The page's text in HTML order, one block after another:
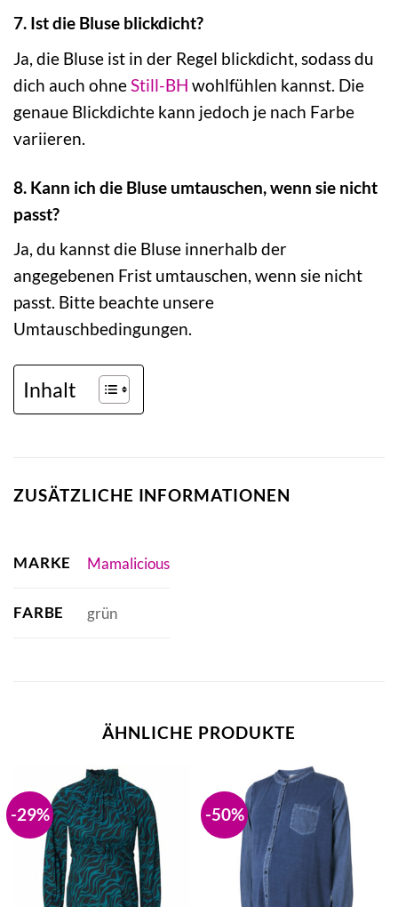
7. Ist die Bluse blickdicht?
Ja, die Bluse ist in der Regel blickdicht, sodass du
dich auch ohne Still-BH wohlfühlen kannst. Die
genaue Blickdichte kann jedoch je nach Farbe
variieren.
8. Kann ich die Bluse umtauschen, wenn sie nicht
passt?
Ja, du kannst die Bluse innerhalb der
angegebenen Frist umtauschen, wenn sie nicht
passt. Bitte beachte unsere
Umtauschbedingungen.
Inhalt
ZUSÄTZLICHE INFORMATIONEN
MARKE Mamalicious
FARBE grün
ÄHNLICHE PRODUKTE
-29% -50%